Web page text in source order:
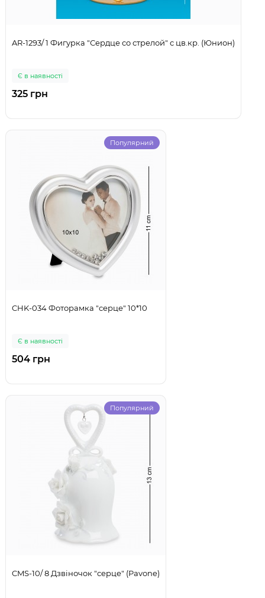
AR-1293/ 1 Фигурка "Сердце со стрелой" с цв.кр. (Юнион)
Є в наявності
325 грн
Популярний
CHK-034 Фоторамка "серце" 10*10
Є в наявності
504 грн
Популярний
CMS-10/ 8 Дзвіночок "серце" (Pavone)